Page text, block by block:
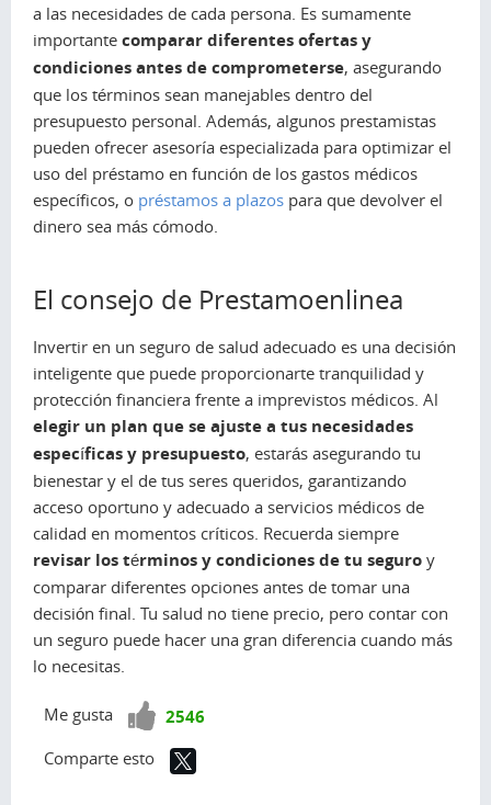
a las necesidades de cada persona. Es sumamente
importante comparar diferentes ofertas y
condiciones antes de comprometerse, asegurando
que los términos sean manejables dentro del
presupuesto personal. Además, algunos prestamistas
pueden ofrecer asesoría especializada para optimizar el
uso del préstamo en función de los gastos médicos
específicos, o préstamos a plazos para que devolver el
dinero sea más cómodo.
El consejo de Prestamoenlinea
Invertir en un seguro de salud adecuado es una decisión
inteligente que puede proporcionarte tranquilidad y
protección financiera frente a imprevistos médicos. Al
elegir un plan que se ajuste a tus necesidades
específicas y presupuesto, estarás asegurando tu
bienestar y el de tus seres queridos, garantizando
acceso oportuno y adecuado a servicios médicos de
calidad en momentos críticos. Recuerda siempre
revisar los términos y condiciones de tu seguro y
comparar diferentes opciones antes de tomar una
decisión final. Tu salud no tiene precio, pero contar con
un seguro puede hacer una gran diferencia cuando más
lo necesitas.
Me gusta
¡Vota2546
Comparte esto